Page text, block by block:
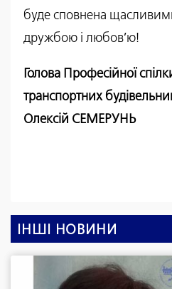
буде сповнена
дружбою і любов’ю!
Голова Професійної
транспортних
Олексій СЕМЕРУНЬ
ІНШІ НОВИНИ